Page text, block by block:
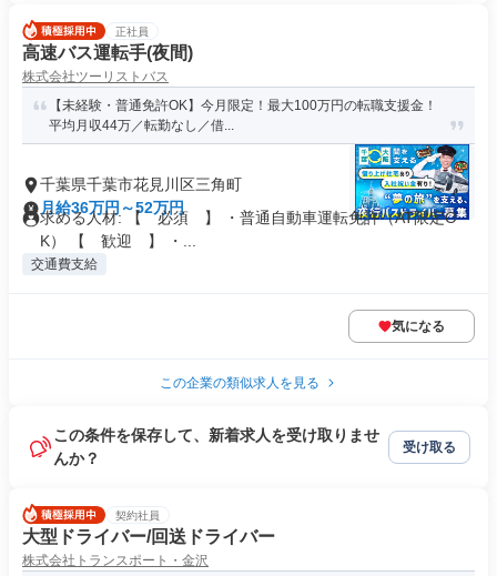
正社員
高速バス運転手(夜間)
株式会社ツーリストバス
【未経験・普通免許OK】今月限定！最大100万円の転職支援金！
平均月収44万／転勤なし／借...
千葉県千葉市花見川区三角町
月給36万円～52万円
求める人材: 【 必須 】 ・普通自動車運転免許（AT限定O
K） 【 歓迎 】 ・...
交通費支給
気になる
この企業の類似求人を見る
この条件を保存して、新着求人を受け取りませ
んか？
受け取る
契約社員
大型ドライバー/回送ドライバー
株式会社トランスポート・金沢